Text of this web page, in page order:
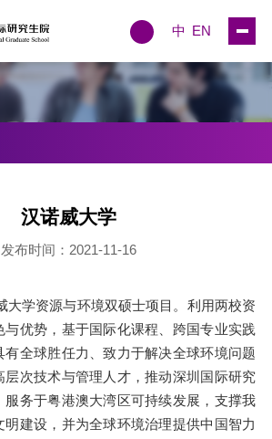
中 EN
汉诺威大学
发布时间：2021-11-16
大学资源与环境双硕士项目。 利用两校资
与优势，基于国际化课程、跨国专业实践
有全球胜任力、致力于解决全球环境问题
层次技术与管理人才，推动深圳国际研究
服务于粤港澳大湾区可持续发展，支撑我
明建设，并为全球环境治理提供中国智力